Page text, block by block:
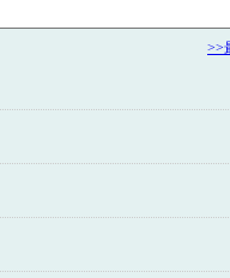
>>